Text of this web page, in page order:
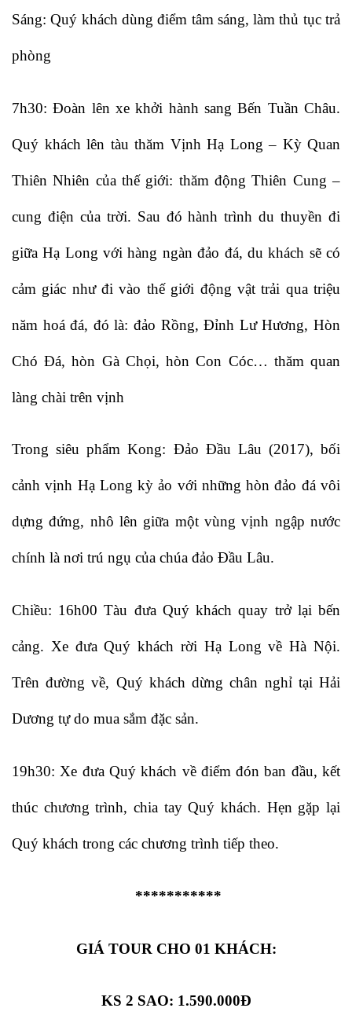
Sáng: Quý khách dùng điểm tâm sáng, làm thủ tục trả
phòng
7h30: Đoàn lên xe khởi hành sang Bến Tuần Châu.
Quý khách lên tàu thăm Vịnh Hạ Long – Kỳ Quan
Thiên Nhiên của thế giới: thăm động Thiên Cung –
cung điện của trời. Sau đó hành trình du thuyền đi
giữa Hạ Long với hàng ngàn đảo đá, du khách sẽ có
cảm giác như đi vào thế giới động vật trải qua triệu
năm hoá đá, đó là: đảo Rồng, Đỉnh Lư Hương, Hòn
Chó Đá, hòn Gà Chọi, hòn Con Cóc… thăm quan
làng chài trên vịnh
Trong siêu phẩm Kong: Đảo Đầu Lâu (2017), bối
cảnh vịnh Hạ Long kỳ ảo với những hòn đảo đá vôi
dựng đứng, nhô lên giữa một vùng vịnh ngập nước
chính là nơi trú ngụ của chúa đảo Đầu Lâu.
Chiều: 16h00 Tàu đưa Quý khách quay trở lại bến
cảng. Xe đưa Quý khách rời Hạ Long về Hà Nội.
Trên đường về, Quý khách dừng chân nghỉ tại Hải
Dương tự do mua sắm đặc sản.
19h30: Xe đưa Quý khách về điểm đón ban đầu, kết
thúc chương trình, chia tay Quý khách. Hẹn gặp lại
Quý khách trong các chương trình tiếp theo.
***********
GIÁ TOUR CHO 01 KHÁCH:
KS 2 SAO: 1.590.000Đ